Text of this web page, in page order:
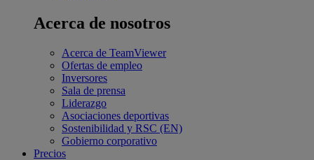
Acerca de nosotros
Acerca de TeamViewer
Ofertas de empleo
Inversores
Sala de prensa
Liderazgo
Asociaciones deportivas
Sostenibilidad y RSC (EN)
Gobierno corporativo
Precios